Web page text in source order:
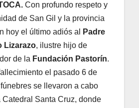
Con profundo respeto y
de San Gil y la provincia
hoy el último adiós al
Padre
Lizarazo, ilustre hijo de
de la Fundación Pastorín.
el pasado 6 de
se llevaron a cabo
Santa Cruz, donde